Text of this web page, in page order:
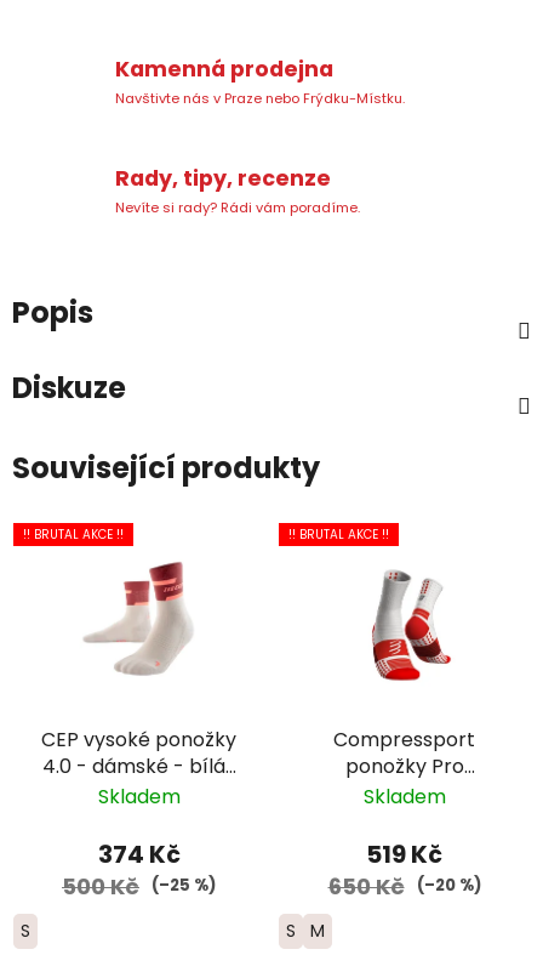
Kamenná prodejna
Navštivte nás v Praze nebo Frýdku-Místku.
Rady, tipy, recenze
Nevíte si rady? Rádi vám poradíme.
Popis
Diskuze
Související produkty
!! BRUTAL AKCE !!
CEP vysoké ponožky
4.0 - dámské - bílá/
červená
Skladem
374 Kč
500 Kč (–25 %)
S
!! BRUTAL AKCE !!
Compressport
ponožky Pro
Marathon - bílá/
Skladem
519 Kč
650 Kč (–20 %)
S M